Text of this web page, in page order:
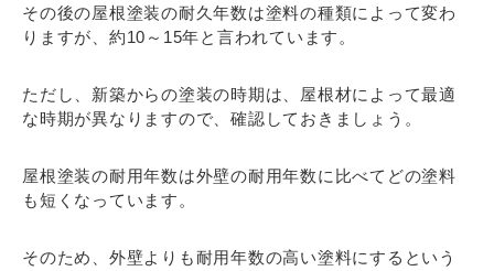
その後の屋根塗装の耐久年数は塗料の種類によって変わ
りますが、約10～15年と言われています。
ただし、新築からの塗装の時期は、屋根材によって最適
な時期が異なりますので、確認しておきましょう。
屋根塗装の耐用年数は外壁の耐用年数に比べてどの塗料
も短くなっています。
そのため、外壁よりも耐用年数の高い塗料にするという